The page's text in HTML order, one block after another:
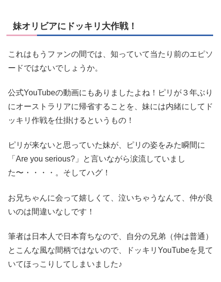
妹オリビアにドッキリ大作戦！
これはもうファンの間では、知っていて当たり前のエピソ
ードではないでしょうか。
公式YouTubeの動画にもありましたよね！ピリが３年ぶり
にオーストラリアに帰省することを、妹には内緒にしてド
ッキリ作戦を仕掛けるというもの！
ピリが来ないと思っていた妹が、ピリの姿をみた瞬間に
「Are you serious?」と言いながら涙流していまし
た〜・・・・。そしてハグ！
お兄ちゃんに会って嬉しくて、泣いちゃうなんて、仲が良
いのは間違いなしです！
筆者は日本人で日本育ちなので、自分の兄弟（仲は普通）
とこんな風な間柄ではないので、ドッキリYouTubeを見て
いてほっこりしてしまいました♪